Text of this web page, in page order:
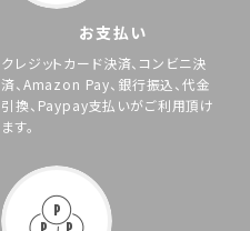
お支払い
クレジットカード決済、コンビニ決
済、Amazon Pay、銀行振込、代金
引換、Paypay支払いがご利用頂け
ます。